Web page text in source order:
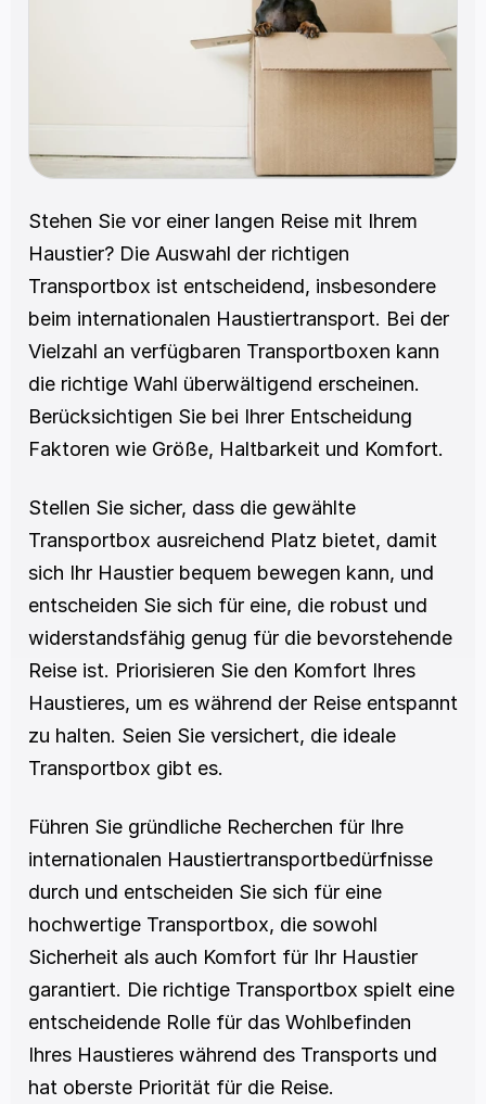
Stehen Sie vor einer langen Reise mit Ihrem
Haustier? Die Auswahl der richtigen
Transportbox ist entscheidend, insbesondere
beim internationalen Haustiertransport. Bei der
Vielzahl an verfügbaren Transportboxen kann
die richtige Wahl überwältigend erscheinen.
Berücksichtigen Sie bei Ihrer Entscheidung
Faktoren wie Größe, Haltbarkeit und Komfort.
Stellen Sie sicher, dass die gewählte
Transportbox ausreichend Platz bietet, damit
sich Ihr Haustier bequem bewegen kann, und
entscheiden Sie sich für eine, die robust und
widerstandsfähig genug für die bevorstehende
Reise ist. Priorisieren Sie den Komfort Ihres
Haustieres, um es während der Reise entspannt
zu halten. Seien Sie versichert, die ideale
Transportbox gibt es.
Führen Sie gründliche Recherchen für Ihre
internationalen Haustiertransportbedürfnisse
durch und entscheiden Sie sich für eine
hochwertige Transportbox, die sowohl
Sicherheit als auch Komfort für Ihr Haustier
garantiert. Die richtige Transportbox spielt eine
entscheidende Rolle für das Wohlbefinden
Ihres Haustieres während des Transports und
hat oberste Priorität für die Reise.